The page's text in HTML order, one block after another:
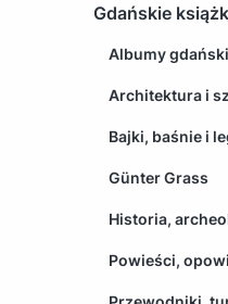
Gdańskie
Albumy
Architektura i
Bajki, baśnie i
Günter Grass
Historia,
Powieści,